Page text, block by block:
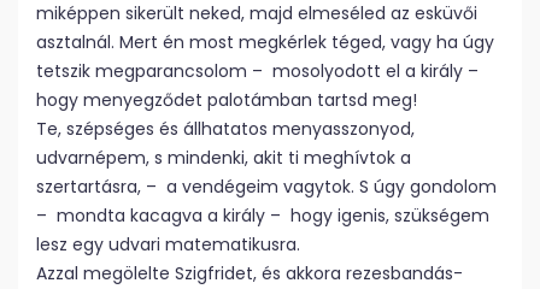
miképpen sikerült neked, majd elmeséled az esküvői
asztalnál. Mert én most megkérlek téged, vagy ha úgy
tetszik megparancsolom – mosolyodott el a király –
hogy menyegződet palotámban tartsd meg!
Te, szépséges és állhatatos menyasszonyod,
udvarnépem, s mindenki, akit ti meghívtok a
szertartásra, – a vendégeim vagytok. S úgy gondolom
– mondta kacagva a király – hogy igenis, szükségem
lesz egy udvari matematikusra.
Azzal megölelte Szigfridet, és akkora rezesbandás-